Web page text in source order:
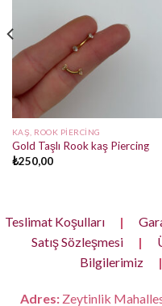
KAŞ, ROOK PIERCING
Gold Taşlı Rook kaş Piercing
₺250,00
Teslimat Koşulları |
Satış Sözleşmesi
|
Bilgilerimiz
|
Adres:Zeytinlik